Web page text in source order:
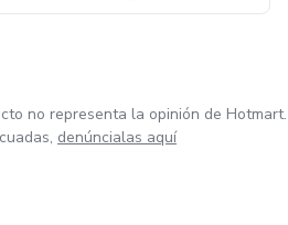
no representa la opinión de Hotmart.
denúncialas aquí